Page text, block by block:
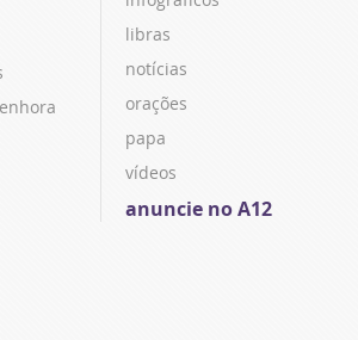
libras
notícias
orações
papa
vídeos
anuncie no A12